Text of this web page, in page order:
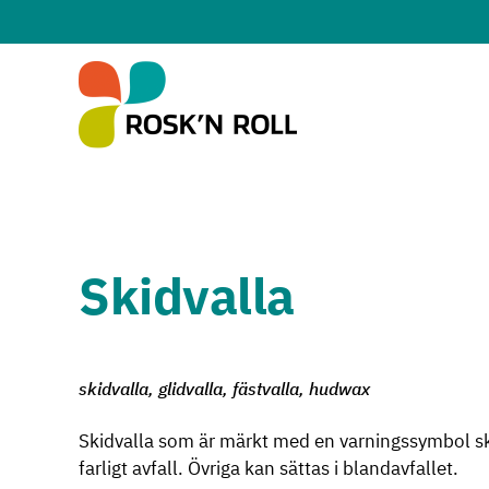
Skidvalla
skidvalla, glidvalla, fästvalla, hudwax
Skidvalla som är märkt med en varningssymbol
farligt avfall. Övriga kan sättas i blandavfallet.